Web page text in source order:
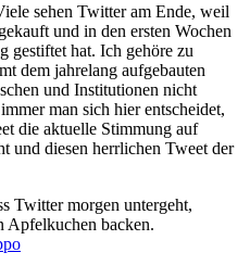
sehen Twitter am Ende, weil
und in den ersten Wochen
gestiftet hat. Ich gehöre zu
dem jahrelang aufgebauten
und Institutionen nicht
man sich hier entscheidet,
die aktuelle Stimmung auf
und diesen herrlichen Tweet der
Twitter morgen untergeht,
Apfelkuchen backen.